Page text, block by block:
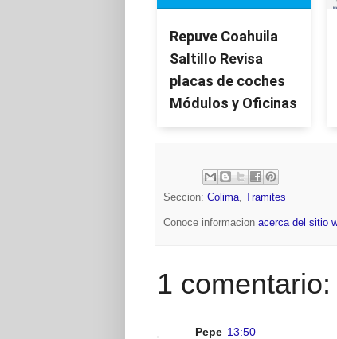
Repuve Coahuila
Saltillo Revisa
placas de coches
Módulos y Oficinas
Seccion: Colima Tramites
Conoce informacion acerca del sitio
1 comentario:
Pepe 13:50